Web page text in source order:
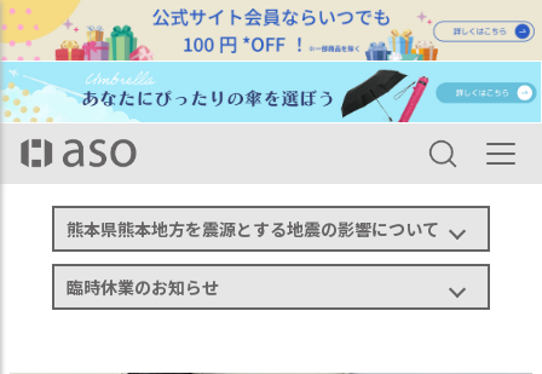
HOME aso商品一覧
BAMBI Apple Watch band アップルウォッチバンド 本革
熊本県熊本地方を震源とする地震の影響について
臨時休業のお知らせ